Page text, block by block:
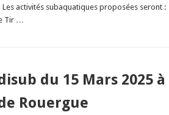
activités subaquatiques proposées seront :
Tir …
du 15 Mars 2025 à
Rouergue